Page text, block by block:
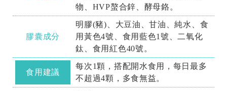
物、HVP螯合鋅、酵母鉻。
膠囊成分
明膠(豬)、大豆油、甘油、純水、食
用黃色4號、食用藍色1號、二氧化
鈦、食用紅色40號。
食用建議
每次1顆，搭配開水食用，每日最多
不超過4顆，多食無益。